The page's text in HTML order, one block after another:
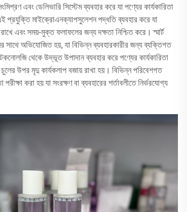
এবং ডেলিভারি সিস্টেম ব্যবহার করে যা পণ্যের কার্যকারিতা
প্রযুক্তি মাইক্রোএনক্যাপসুলেশন পদ্ধতি ব্যবহার করে যা
এবং সময়-মুক্ত ফলাফলের জন্য দক্ষতা নিশ্চিত করে। স্মার্ট
সাথে অভিযোজিত হয়, যা বিভিন্ন ব্যবহারকারীর জন্য ব্যক্তিগত
থেকে উদ্ভূত উপাদান ব্যবহার করে পণ্যের কার্যকারিতা
চুলের উপর মৃদু কার্যকলাপ বজায় রাখা হয়। বিভিন্ন পরিবেশগত
পরীক্ষা করা হয় যা সংরক্ষণ বা ব্যবহারের শর্তাবলীতে নির্ভরযোগ্য